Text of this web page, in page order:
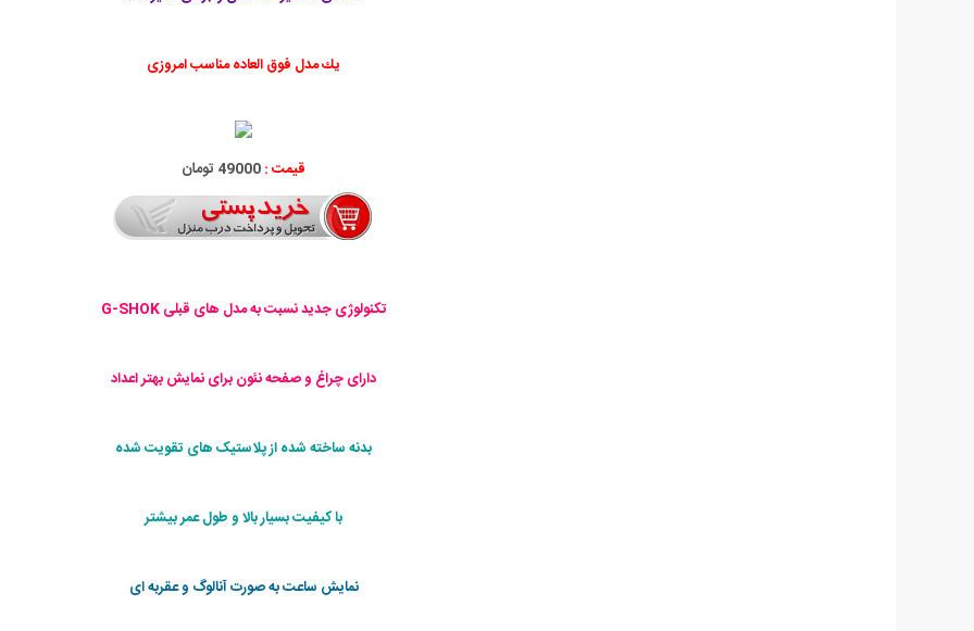
يك مدل فوق العاده مناسب امروزی
قیمت :49000 تومان
تکنولوژی جدید نسبت به مدل های قبلی G-SHOK
دارای چراغ و صفحه نئون برای نمایش بهتر اعداد
بدنه ساخته شده از پلاستیک های تقویت شده
با کیفیت بسیار بالا و طول عمر بیشتر
نمایش ساعت به صورت آنالوگ و عقربه ای